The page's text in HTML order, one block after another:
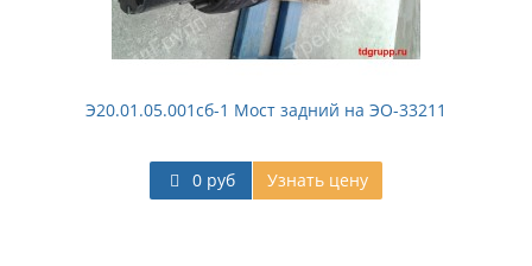
Э20.01.05.001сб-1 Мост задний на ЭО-33211
0 руб Узнать цену